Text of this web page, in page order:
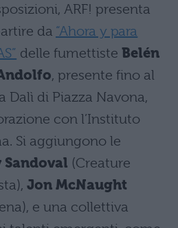
ARF! presenta
da “Ahora y para
delle fumettisteBelén
, presente fino al
Dalì di Piazza Navona,
con l’Instituto
Si aggiungono le
Sandoval (Creature
Jon McNaught
e una collettiva